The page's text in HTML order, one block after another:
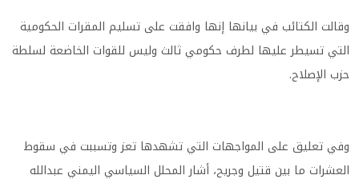
وقالت الكتائب في بيانها إنها وافقت على تسليم المقرات الحكومية
التي تسيطر عليها لطرف حكومي ثالث وليس للقوات الخاضعة لسلطة
حزب الإصلاح.
وفي تعليق على المواجهات التي تشهدها تعز وتسببت في سقوط
العشرات ما بين قتيل وجريح، أشار المحلل السياسي اليمني عبدالله